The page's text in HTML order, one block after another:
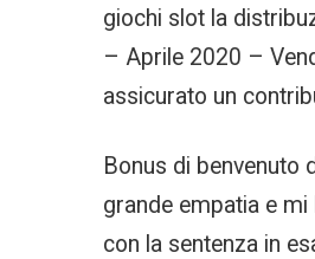
giochi slot la
– Aprile 2020 –
assicurato un
Bonus di benvenuto
grande empatia e
con la sentenza in